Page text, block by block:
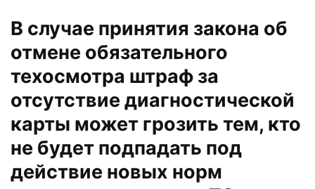
В случае принятия закона об
отмене обязательного
техосмотра штраф за
отсутствие диагностической
карты может грозить тем, кто
не будет подпадать под
действие новых норм